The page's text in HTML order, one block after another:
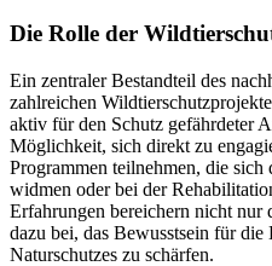
Die Rolle der
Ein zentraler Bestandteil des
zahlreichen
aktiv für den Schutz gefährdeter
Möglichkeit, sich direkt zu
Programmen teilnehmen, die sich
widmen oder bei der
Erfahrungen bereichern nicht nur
dazu bei, das Bewusstsein für die
Naturschutzes zu schärfen.